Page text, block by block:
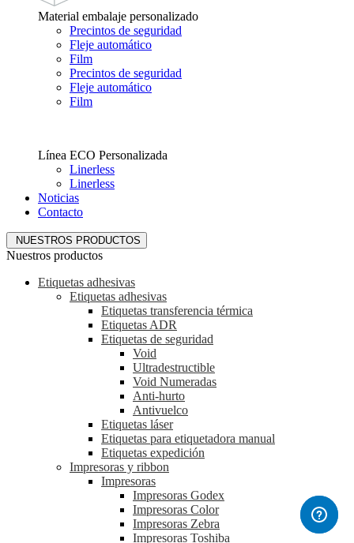
Material embalaje personalizado
Precintos de seguridad
Fleje automático
Film
Precintos de seguridad
Fleje automático
Film
Línea ECO Personalizada
Linerless
Linerless
Noticias
Contacto
NUESTROS PRODUCTOS
Nuestros productos
Etiquetas adhesivas
Etiquetas adhesivas
Etiquetas transferencia térmica
Etiquetas ADR
Etiquetas de seguridad
Void
Ultradestructible
Void Numeradas
Anti-hurto
Antivuelco
Etiquetas láser
Etiquetas para etiquetadora manual
Etiquetas expedición
Impresoras y ribbon
Impresoras
Impresoras Godex
Impresoras Color
Impresoras Zebra
Impresoras Toshiba